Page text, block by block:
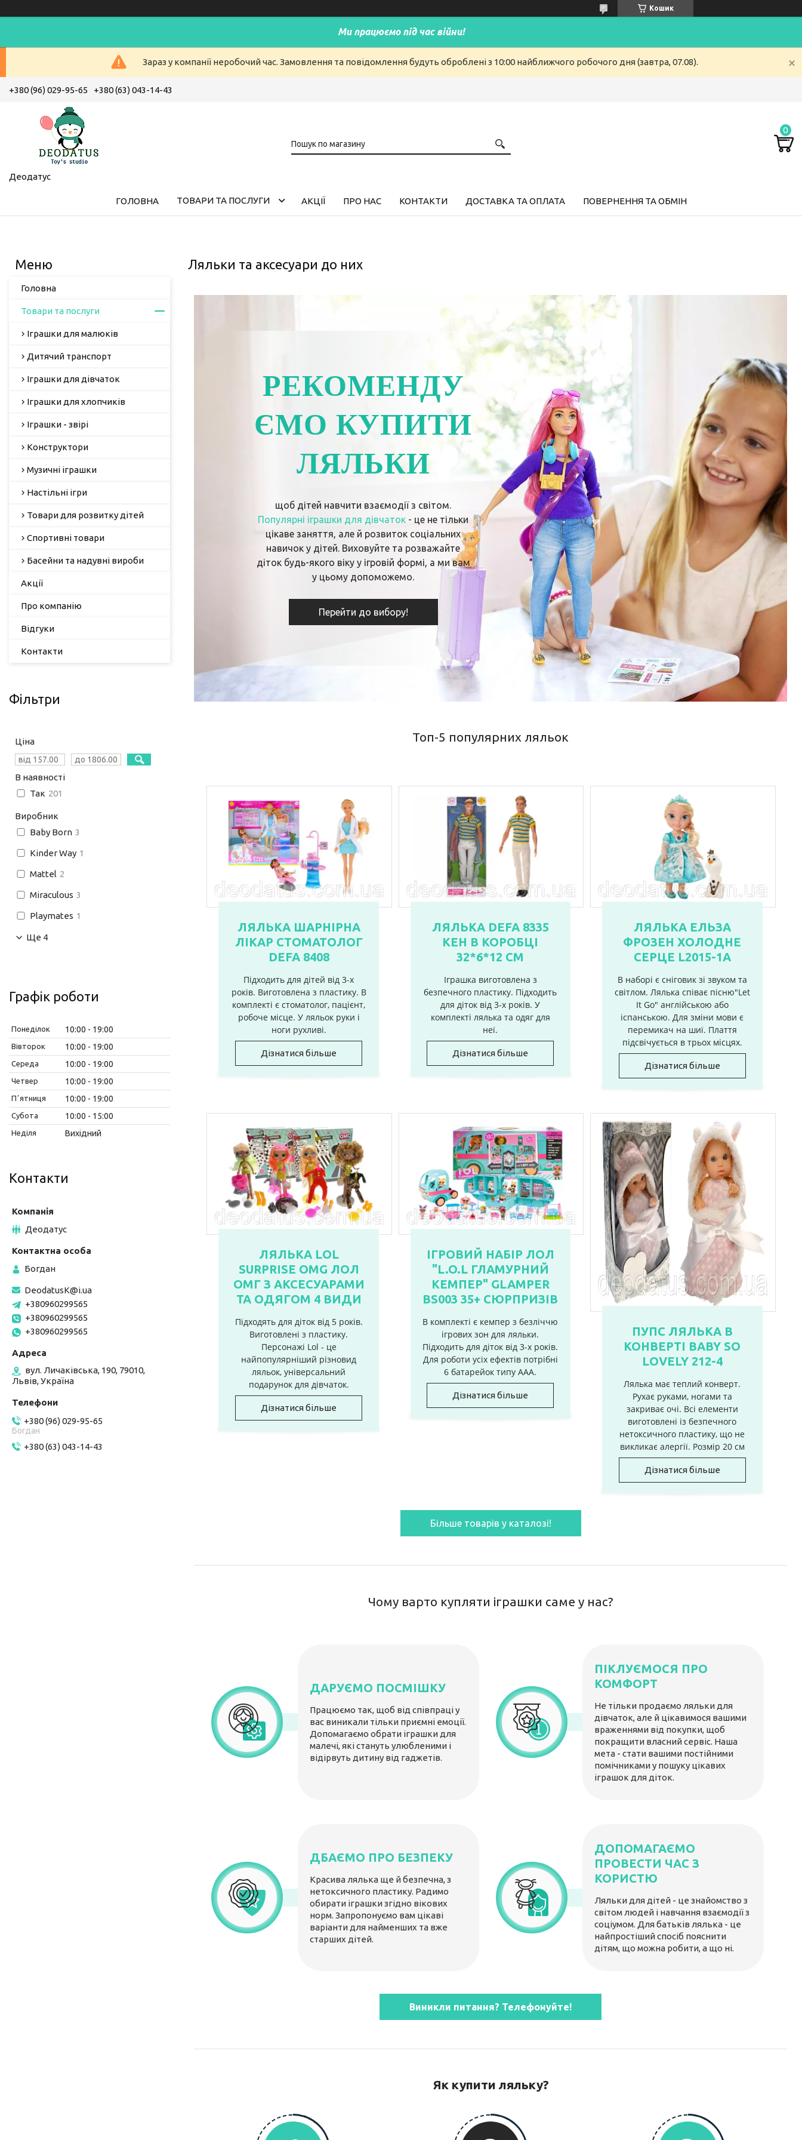
Кошик
Ми працюємо під час війни!
Зараз у компанії неробочий час. Замовлення та повідомлення будуть оброблені з 10:00 найближчого робочого дня (завтра, 07.08).
+380 (96) 029-95-65 +380 (63) 043-14-43
Деодатус
ГОЛОВНА ТОВАРИ ТА ПОСЛУГИ АКЦІЇ ПРО НАС КОНТАКТИ ДОСТАВКА ТА ОПЛАТА ПОВЕРНЕННЯ ТА ОБМІН
Ляльки та аксесуари до них
РЕКОМЕНДУ
ЄМО КУПИТИ
ЛЯЛЬКИ
щоб дітей навчити взаємодії з світом.
Популярні іграшки для дівчаток - це не тільки
цікаве заняття, але й розвиток соціальних
навичок у дітей. Виховуйте та розважайте
діток будь-якого віку у ігровій формі, а ми вам
у цьому допоможемо.
Перейти до вибору!
Топ-5 популярних ляльок
ЛЯЛЬКА ШАРНІРНА
ЛІКАР СТОМАТОЛОГ
DEFA 8408
Підходить для дітей від 3-х
років. Виготовлена з пластику. В
комплекті є стоматолог, пацієнт,
робоче місце. У ляльок руки і
ноги рухливі.
Дізнатися більше
ЛЯЛЬКА DEFA 8335
КЕН В КОРОБЦІ
32*6*12 СМ
Іграшка виготовлена з
безпечного пластику. Підходить
для діток від 3-х років. У
комплекті лялька та одяг для
неї.
Дізнатися більше
ЛЯЛЬКА ЕЛЬЗА
ФРОЗЕН ХОЛОДНЕ
СЕРЦЕ L2015-1A
В наборі є сніговик зі звуком та
світлом. Лялька співає пісню"Let
It Go" англійською або
іспанською. Для зміни мови є
перемикач на шиї. Плаття
підсвічується в трьох місцях.
Дізнатися більше
ЛЯЛЬКА LOL
SURPRISE OMG ЛОЛ
ОМГ З АКСЕСУАРАМИ
ТА ОДЯГОМ 4 ВИДИ
Підходять для діток від 5 років.
Виготовлені з пластику.
Персонажі Lol - це
найпопулярніший різновид
ляльок, універсальний
подарунок для дівчаток.
Дізнатися більше
ІГРОВИЙ НАБІР ЛОЛ
"L.O.L ГЛАМУРНИЙ
КЕМПЕР" GLAMPER
BS003 35+ СЮРПРИЗІВ
В комплекті є кемпер з безліччю
ігрових зон для ляльки.
Підходить для діток від 3-х років.
Для роботи усіх ефектів потрібні
6 батарейок типу ААА.
Дізнатися більше
ПУПС ЛЯЛЬКА В
КОНВЕРТІ BABY SO
LOVELY 212-4
Лялька має теплий конверт.
Рухає руками, ногами та
закриває очі. Всі елементи
виготовлені із безпечного
нетоксичного пластику, що не
викликає алергії. Розмір 20 см
Дізнатися більше
Більше товарів у каталозі!
Чому варто купляти іграшки саме у нас?
ДАРУЄМО ПОСМІШКУ
Працюємо так, щоб від співпраці у
вас виникали тільки приємні емоції.
Допомагаємо обрати іграшки для
малечі, які стануть улюбленими і
відірвуть дитину від гаджетів.
ПІКЛУЄМОСЯ ПРО
КОМФОРТ
Не тільки продаємо ляльки для
дівчаток, але й цікавимося вашими
враженнями від покупки, щоб
покращити власний сервіс. Наша
мета - стати вашими постійними
помічниками у пошуку цікавих
іграшок для діток.
ДБАЄМО ПРО БЕЗПЕКУ
Красива лялька ще й безпечна, з
нетоксичного пластику. Радимо
обирати іграшки згідно вікових
норм. Запропонуємо вам цікаві
варіанти для найменших та вже
старших дітей.
ДОПОМАГАЄМО
ПРОВЕСТИ ЧАС З
КОРИСТЮ
Ляльки для дітей - це знайомство з
світом людей і навчання взаємодії з
соціумом. Для батьків лялька - це
найпростіший спосіб пояснити
дітям, що можна робити, а що ні.
Виникли питання? Телефонуйте!
Як купити ляльку?
Головна
Товари та послуги
Іграшки для малюків
Дитячий транспорт
Іграшки для дівчаток
Іграшки для хлопчиків
Іграшки - звірі
Конструктори
Музичні іграшки
Настільні ігри
Товари для розвитку дітей
Спортивні товари
Басейни та надувні вироби
Акції
Про компанію
Відгуки
Контакти
Фільтри
Ціна
В наявності
Так 201
Виробник
Baby Born 3
Kinder Way 1
Mattel 2
Miraculous 3
Playmates 1
Ще 4
Графік роботи
Понеділок 10:00 19:00
Вівторок 10:00 19:00
Середа 10:00 19:00
Четвер 10:00 19:00
Пʼятниця 10:00 19:00
Субота 10:00 15:00
Неділя Вихідний
Контакти
Деодатус
Богдан
DeodatusK@i.ua
+380960299565
+380960299565
+380960299565
вул. Личаківська, 190, 79010,
Львів, Україна
+380 (96) 029-95-65
Богдан
+380 (63) 043-14-43